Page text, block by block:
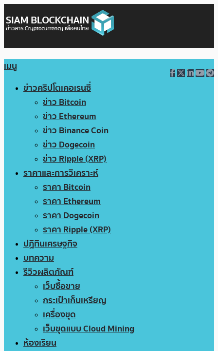
เมนู
ข่าวคริปโตเคอเรนซี่
ข่าว Bitcoin
ข่าว Ethereum
ข่าว Binance Coin
ข่าว Dogecoin
ข่าว Ripple (XRP)
ราคาและการวิเคราะห์
ราคา Bitcoin
ราคา Ethereum
ราคา Dogecoin
ราคา Ripple (XRP)
ปฏิทินเศรษฐกิจ
บทความ
รีวิวผลิตภัณฑ์
เว็บซื้อขาย
กระเป๋าเก็บเหรียญ
เครื่องขุด
เว็บขุดแบบ Cloud Mining
ห้องเรียน